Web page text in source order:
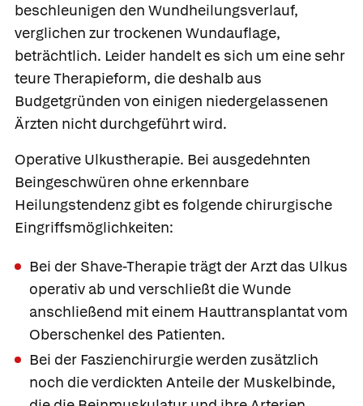
beschleunigen den Wundheilungsverlauf,
verglichen zur trockenen Wundauflage,
beträchtlich. Leider handelt es sich um eine sehr
teure Therapieform, die deshalb aus
Budgetgründen von einigen niedergelassenen
Ärzten nicht durchgeführt wird.
Operative Ulkustherapie. Bei ausgedehnten
Beingeschwüren ohne erkennbare
Heilungstendenz gibt es folgende chirurgische
Eingriffsmöglichkeiten:
Bei der Shave-Therapie trägt der Arzt das Ulkus
operativ ab und verschließt die Wunde
anschließend mit einem Hauttransplantat vom
Oberschenkel des Patienten.
Bei der Faszienchirurgie werden zusätzlich
noch die verdickten Anteile der Muskelbinde,